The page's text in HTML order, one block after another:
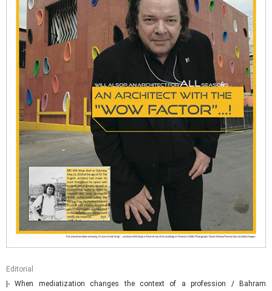
Editorial
|- When mediatization changes the context of a profession / Bahram